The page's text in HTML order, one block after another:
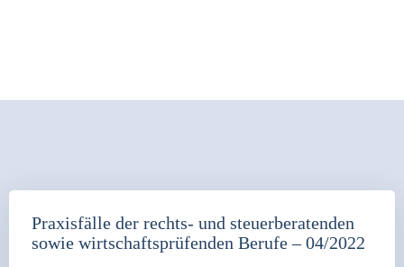
Praxisfälle der rechts- und steuerberatenden
sowie wirtschaftsprüfenden Berufe – 04/2022